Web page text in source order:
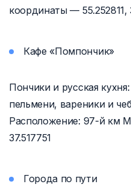
координаты — 55.252811,
Кафе «Помпончик»
Пончики и русская
пельмени, вареники и
Расположение: 97-йкм
37.517751
Города по пути